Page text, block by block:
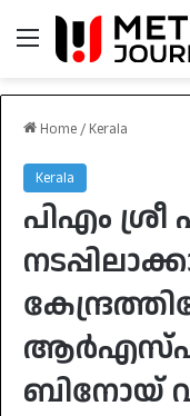
Menu
Home / Kerala
Kerala
പിഎം ശ്രീ
ബിനോയ്